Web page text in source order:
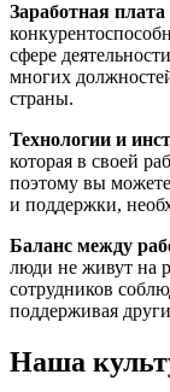
Заработная
сфере
многих
страны.
Технологии и
которая в своей
поэтому вы
и поддержки,
Баланс между
люди не живут на
сотрудников
поддерживая
Наша